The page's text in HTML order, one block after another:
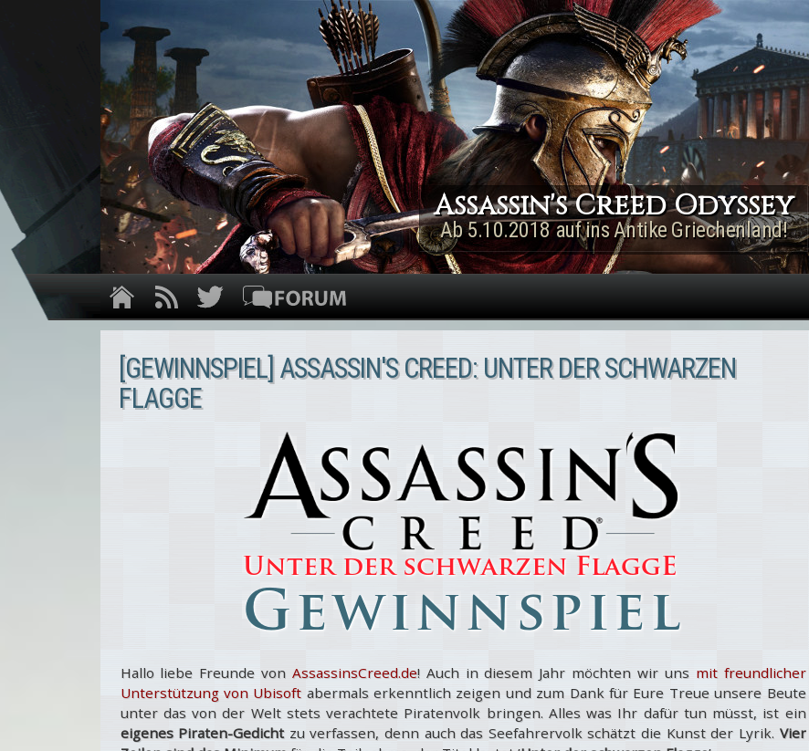
Direkt zum Inhalt
Assassin's Creed Rogue
Remastered
Jetzt für PS4 & Xbox One!
[GEWINNSPIEL] ASSASSIN'S CREED: UNTER DER SCHWARZEN
FLAGGE
Hallo liebe Freunde von AssassinsCreed.de! Auch in diesem Jahr möchten wir uns mit freundlicher
Unterstützung von Ubisoft abermals erkenntlich zeigen und zum Dank für Eure Treue unsere Beute
unter das von der Welt stets verachtete Piratenvolk bringen. Alles was Ihr dafür tun müsst, ist ein
eigenes Piraten-Gedichtzu verfassen, denn auch das Seefahrervolk schätzt die Kunst der Lyrik. Vier